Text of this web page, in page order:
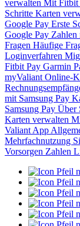
verwalten Mit Fitbit
Schritte Karten
Google Pay Erste
Google Pay Zahlen
Fragen Häufige
Loginverfahren
Fitbit Pay Garmin
myValiant Online-
mit Samsung Pay
Samsung Pay Über
Karten verwalten
Valiant App
Mehrfachnutzung
Vorsorgen Zahlen